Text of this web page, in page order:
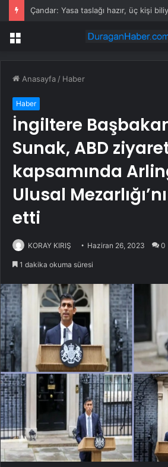
Porsche 2035’e kadar 9 bin kişiyi işten
Menü
Anasayfa / Haber
Haber
İngiltere
Sunak, ABD
kapsamında
Ulusal
etti
KORAY KIRIŞ Haziran 26, 2023 0
1 dakika okuma süresi